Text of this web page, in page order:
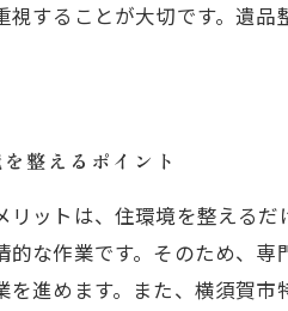
することが大切です。遺
整えるポイント
ットは、住環境を整える
な作業です。そのため、
を進めます。また、横須賀